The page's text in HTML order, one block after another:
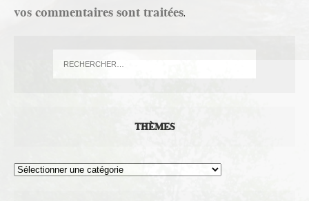
vos commentaires sont traitées.
THÈMES
Thèmes